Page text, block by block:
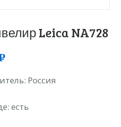
Leica NA728
УБ.
Россия
есть